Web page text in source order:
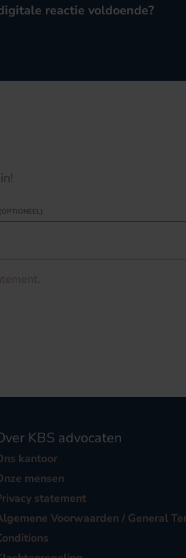
reactie voldoende?
.
KBS advocaten
kantoor
mensen
statement
Voorwaarden / General